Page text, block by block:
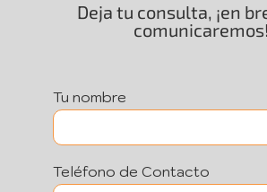
Deja tu consulta, ¡en
comunicaremos!
Tu nombre
Teléfono de Contacto